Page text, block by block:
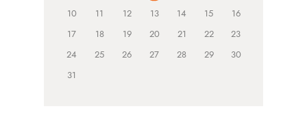
10
11 12 13 14 15
16
17
18 19 20 21 22
23
24
25 26 27 28 29
30
31